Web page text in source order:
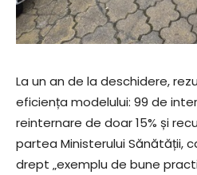
La un an de la deschidere,
eficiența modelului: 99 de
reinternare de doar 15% și
partea Ministerului Sănătății,
drept „exemplu de bune